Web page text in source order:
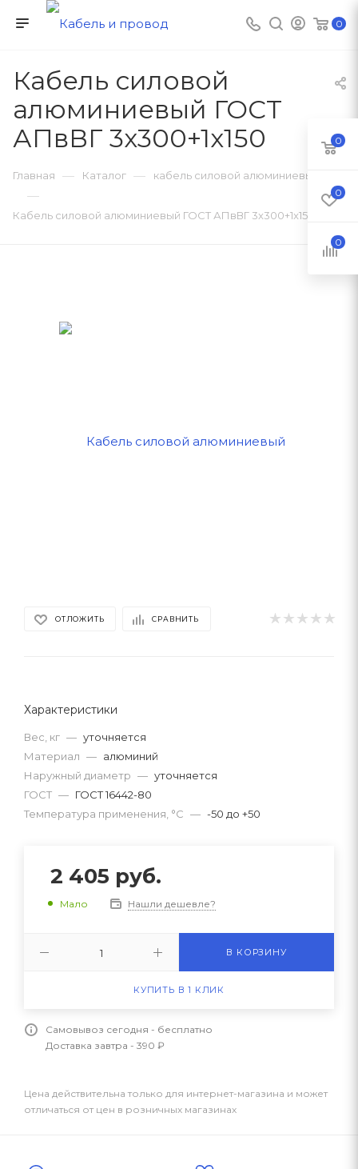
0
Кабель силовой
алюминиевый ГОСТ
АПвВГ 3x300+1x150
Главная — Каталог — кабель силовой алюминиевый
—
Кабель силовой алюминиевый ГОСТ АПвВГ 3x300+1x150
ОТЛОЖИТЬ СРАВНИТЬ
Характеристики
Вес, кг — уточняется
Материал — алюминий
Наружный диаметр — уточняется
ГОСТ — ГОСТ 16442-80
Температура применения, °C — -50 до +50
2 405 руб.
Мало Нашли дешевле?
В КОРЗИНУ
КУПИТЬ В 1 КЛИК
Самовывоз сегодня - бесплатно
Доставка завтра - 390 ₽
Цена действительна только для интернет-магазина и может
отличаться от цен в розничных магазинах
0
0
0